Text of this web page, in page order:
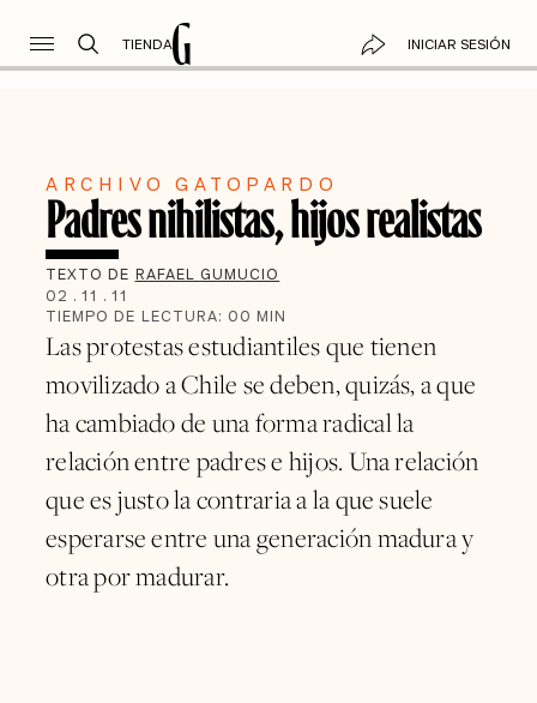
TIENDA INICIAR SESIÓN
ARCHIVO GATOPARDO
Padres nihilistas, hijos realistas
TEXTO DE RAFAEL GUMUCIO
02 . 11 . 11
TIEMPO DE LECTURA: 00 MIN
Las protestas estudiantiles que tienen
movilizado a Chile se deben, quizás, a que
ha cambiado de una forma radical la
relación entre padres e hijos. Una relación
que es justo la contraria a la que suele
esperarse entre una generación madura y
otra por madurar.